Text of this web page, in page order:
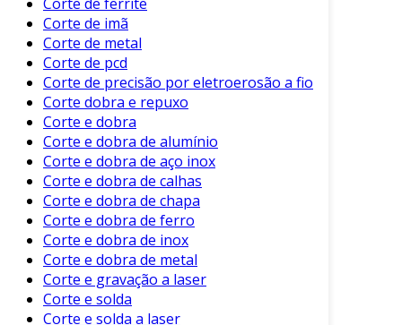
benefícios, destacam-se:
Redução de Deformações
aquecimento, o risco de deformação do
material é minimizado.
Corte Limpo: Resulta em bordas bem
definidas, facilitando a montagem e a
soldagem posterior.
Menor Consumo de Energia
é energeticamente eficiente, contribuindo
para a sustentabilidade.
Aumento da Vida Útil da Ferramenta
As ferramentas utilizadas no corte a frio
tendem a ter uma vida útil mais longa
Corte de imã
Corte de metal
Corte de pcd
Corte de precisão por eletroerosão a fio
Corte dobra e repuxo
Corte e dobra
Corte e dobra de alumínio
Corte e dobra de aço inox
Corte e dobra de calhas
Corte e dobra de chapa
Corte e dobra de ferro
Corte e dobra de inox
Corte e dobra de metal
Corte e gravação a laser
Corte e solda
Corte e solda a laser